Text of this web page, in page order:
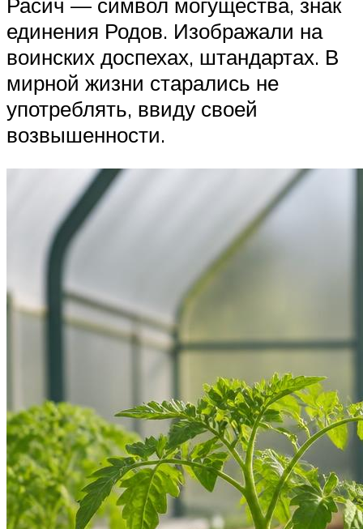
единения Родов. Изображали на
воинских доспехах, штандартах. В
мирной жизни старались не
употреблять, ввиду своей
возвышенности.